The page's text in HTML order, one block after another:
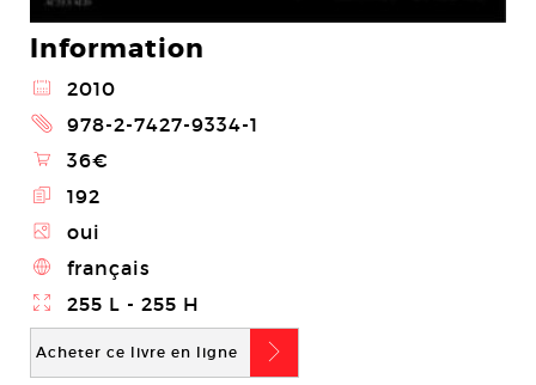
Information
@ 2010
2 978-2-7427-9334-1
\ 36€
E 192
Z oui
4 français
} 255 L - 255 H
Acheter ce livre en ligne b